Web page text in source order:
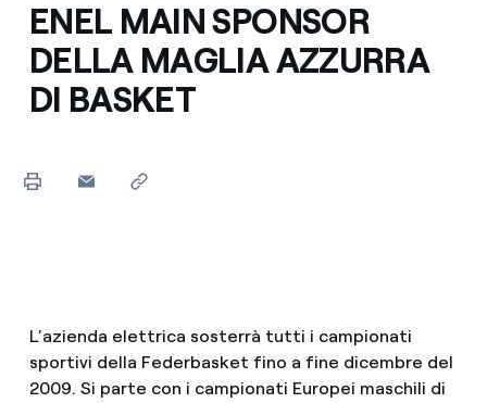
ENEL MAIN SPONSOR
DELLA MAGLIA AZZURRA
DI BASKET
L’azienda elettrica sosterrà tutti i campionati
sportivi della Federbasket fino a fine dicembre del
2009. Si parte con i campionati Europei maschili di